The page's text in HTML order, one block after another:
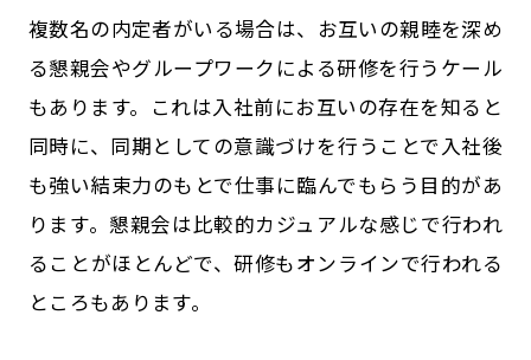
複数名の内定者がいる場合は、お互いの親睦を深め
る懇親会やグループワークによる研修を行うケール
もあります。これは入社前にお互いの存在を知ると
同時に、同期としての意識づけを行うことで入社後
も強い結束力のもとで仕事に臨んでもらう目的があ
ります。懇親会は比較的カジュアルな感じで行われ
ることがほとんどで、研修もオンラインで行われる
ところもあります。